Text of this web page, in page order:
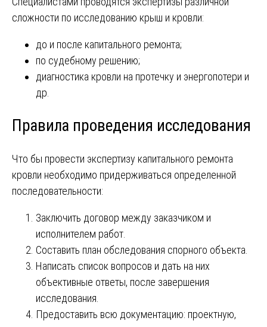
сложности по исследованию крыш и кровли:
до и после капитального ремонта;
по судебному решению;
диагностика кровли на протечку и энергопотери и
др.
Правила проведения исследования
Что бы провести экспертизу капитального ремонта
кровли необходимо придерживаться определенной
последовательности:
Заключить договор между заказчиком и
исполнителем работ.
Составить план обследования спорного объекта.
Написать список вопросов и дать на них
объективные ответы, после завершения
исследования.
Предоставить всю документацию: проектную,